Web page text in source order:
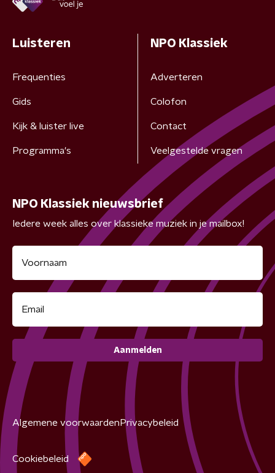
Luisteren
Frequenties
Gids
Kijk & luister live
Programma's
NPO Klassiek
Adverteren
Colofon
Contact
Veelgestelde vragen
NPO Klassiek nieuwsbrief
Iedere week alles over klassieke muziek in je mailbox!
Aanmelden
Algemene voorwaardenPrivacybeleid
Cookiebeleid